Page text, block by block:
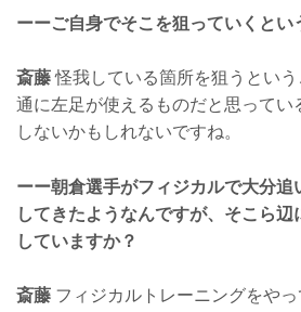
ーーご自身でそこを狙っていくとい
斎藤怪我している箇所を狙うとい
通に左足が使えるものだと思ってい
しないかもしれないですね。
ーー朝倉選手がフィジカルで大分追
してきたようなんですが、そこら辺
していますか？
斎藤 フィジカルトレーニングをや